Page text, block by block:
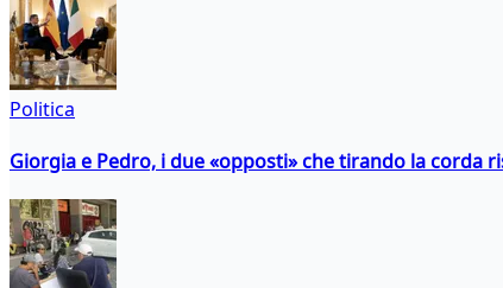
Politica
Giorgia e Pedro, i due «opposti» che tirando la corda